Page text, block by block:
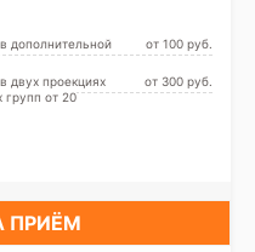
дополнительной
от 100 pуб.
двух проекциях
групп от 20
от 300 pуб.
ПРИЁМ